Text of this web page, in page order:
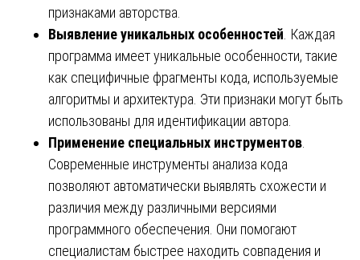
признаками авторства.
Выявление уникальных особенностей . Каждая
программа имеет уникальные особенности, такие
как специфичные фрагменты кода, используемые
алгоритмы и архитектура. Эти признаки могут быть
использованы для идентификации автора.
Применение специальных инструментов
Современные инструменты анализа кода
позволяют автоматически выявлять схожести и
различия между различными версиями
программного обеспечения. Они помогают
специалистам быстрее находить совпадения и